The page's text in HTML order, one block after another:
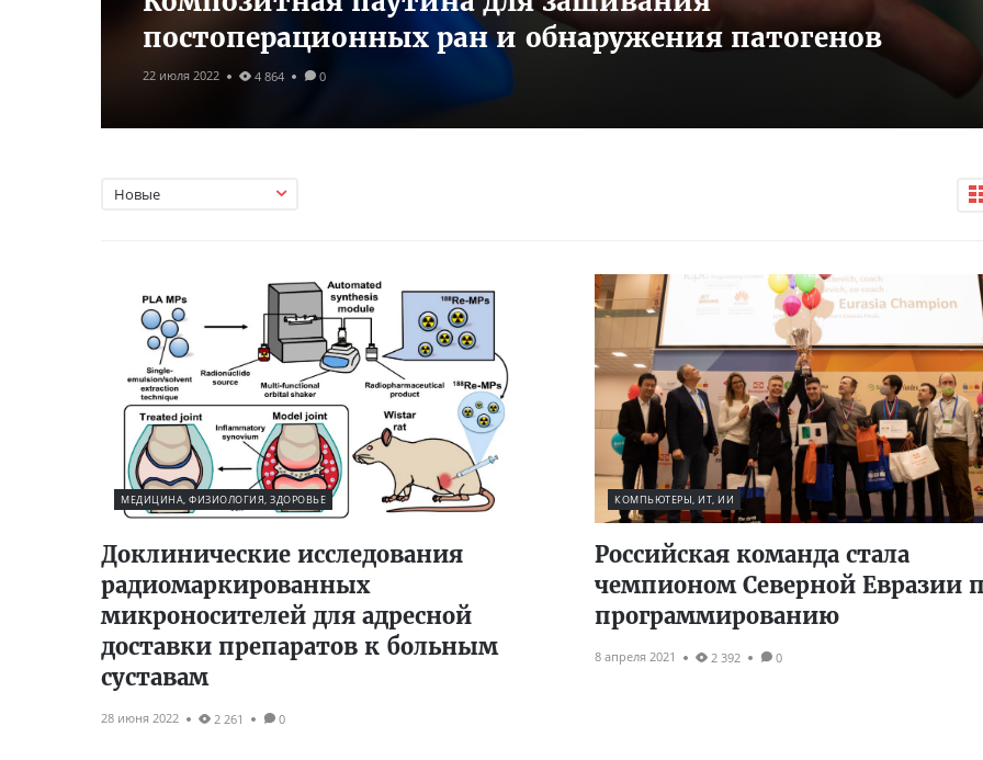
постоперационных ран и обнаружения патогенов
22 июля 2022 4 864 0
Новые
МЕДИЦИНА, ФИЗИОЛОГИЯ, ЗДОРОВЬЕ
Доклинические исследования
радиомаркированных
микроносителей для адресной
доставки препаратов к больным
суставам
28 июня 2022 2 261 0
КОМПЬЮТЕРЫ, ИТ, ИИ
Российская команда стала
чемпионом Северной Евразии
программированию
8 апреля 2021 2 392 0